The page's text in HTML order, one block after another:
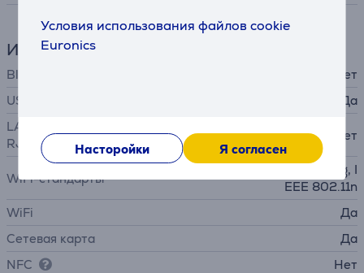
Условия использования файлов cookie
Euronics
Насторойки Я согласен
Интерфейсы
Bluetooth
Нет
USB-A 2.0
Да
LAN (сетевой интерфейс,
RJ45)
Нет
WiFi-стандарты
IEEE 802.11b, IEEE 802.11g, I
EEE 802.11n
WiFi
Да
Сетевая карта
Да
NFC
Нет